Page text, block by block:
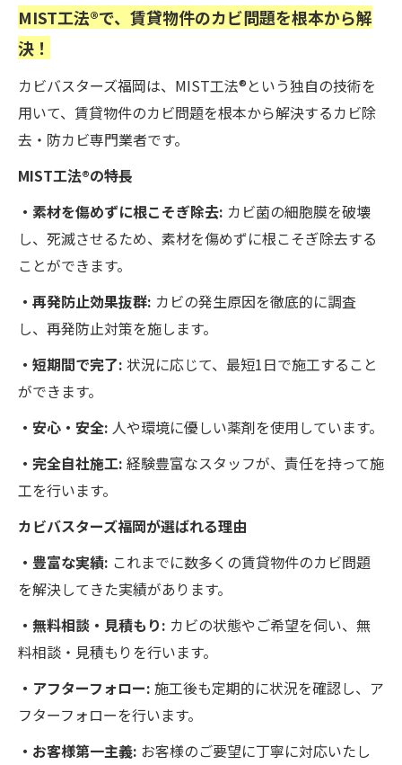
MIST工法®で、賃貸物件のカビ問題を根本から解
決！
カビバスターズ福岡は、MIST工法®という独自の技術を
用いて、賃貸物件のカビ問題を根本から解決するカビ除
去・防カビ専門業者です。
MIST工法®の特長
・素材を傷めずに根こそぎ除去: カビ菌の細胞膜を破壊
し、死滅させるため、素材を傷めずに根こそぎ除去する
ことができます。
・再発防止効果抜群: カビの発生原因を徹底的に調査
し、再発防止対策を施します。
・短期間で完了: 状況に応じて、最短1日で施工すること
ができます。
・安心・安全: 人や環境に優しい薬剤を使用しています。
・完全自社施工: 経験豊富なスタッフが、責任を持って施
工を行います。
カビバスターズ福岡が選ばれる理由
・豊富な実績: これまでに数多くの賃貸物件のカビ問題
を解決してきた実績があります。
・無料相談・見積もり: カビの状態やご希望を伺い、無
料相談・見積もりを行います。
・アフターフォロー: 施工後も定期的に状況を確認し、ア
フターフォローを行います。
・お客様第一主義: お客様のご要望に丁寧に対応いたし